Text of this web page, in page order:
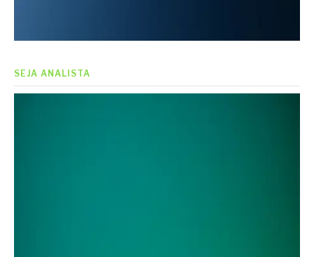
SEJA ANALISTA